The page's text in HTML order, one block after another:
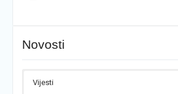
Novosti
Vijesti